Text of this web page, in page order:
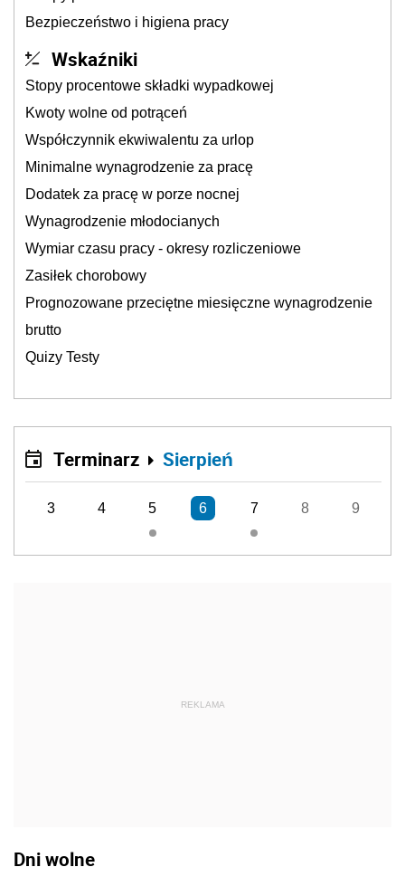
Bezpieczeństwo i higiena pracy
Wskaźniki
Stopy procentowe składki wypadkowej
Kwoty wolne od potrąceń
Współczynnik ekwiwalentu za urlop
Minimalne wynagrodzenie za pracę
Dodatek za pracę w porze nocnej
Wynagrodzenie młodocianych
Wymiar czasu pracy - okresy rozliczeniowe
Zasiłek chorobowy
Prognozowane przeciętne miesięczne wynagrodzenie
brutto
Quizy Testy
Terminarz Sierpień
3 4 5 6 7 8 9
REKLAMA
Dni wolne